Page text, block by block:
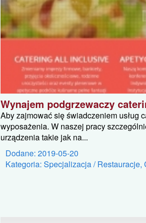
Wynajem podgrzewaczy
Aby zajmować się świadczeniem usług
wyposażenia. W naszej pracy
urządzenia takie jak na...
Dodane: 2019-05-20
Kategoria: Specjalizacja / Restauracje,